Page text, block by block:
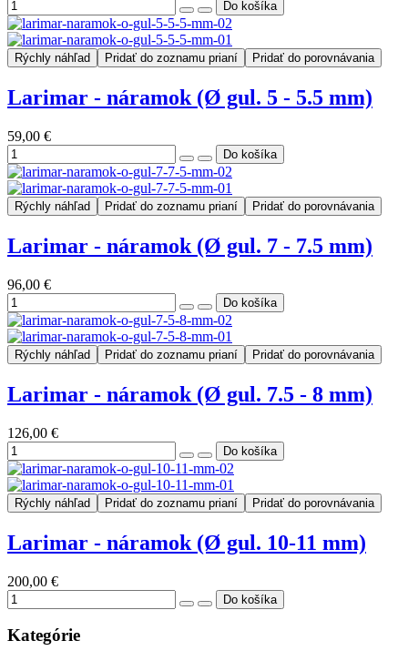
Rýchly náhľad Pridať do zoznamu prianí Pridať do porovnávania
Larimar - náramok (Ø gul. 5 - 5.5 mm)
59,00 €
Rýchly náhľad Pridať do zoznamu prianí Pridať do porovnávania
Larimar - náramok (Ø gul. 7 - 7.5 mm)
96,00 €
Rýchly náhľad Pridať do zoznamu prianí Pridať do porovnávania
Larimar - náramok (Ø gul. 7.5 - 8 mm)
126,00 €
Rýchly náhľad Pridať do zoznamu prianí Pridať do porovnávania
Larimar - náramok (Ø gul. 10-11 mm)
200,00 €
Kategórie